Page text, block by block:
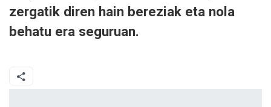
zergatik diren hain bereziak eta nola
behatu era seguruan.